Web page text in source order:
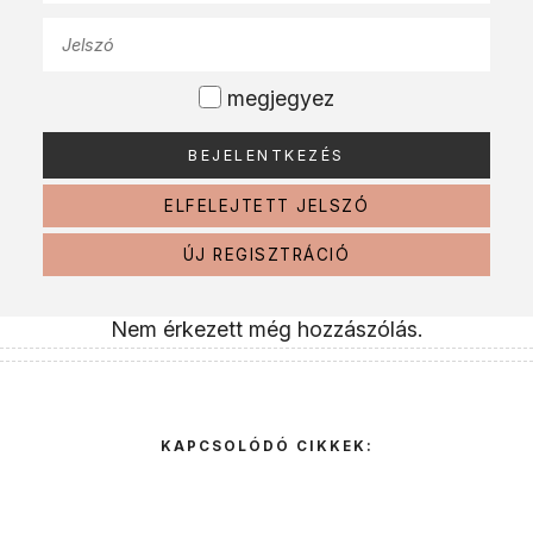
megjegyez
ELFELEJTETT JELSZÓ
ÚJ REGISZTRÁCIÓ
Nem érkezett még hozzászólás.
KAPCSOLÓDÓ CIKKEK: